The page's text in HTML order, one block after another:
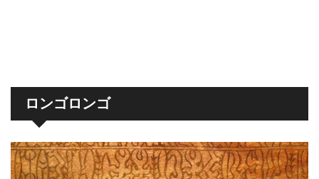
ロンゴロンゴ